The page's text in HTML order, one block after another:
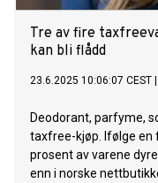
Tre av fire
kan bli flådd
23.6.2025 10:06:07 CEST
Deodorant, parfyme,
taxfree-kjøp. Ifølge en
prosent av varene
enn i norske